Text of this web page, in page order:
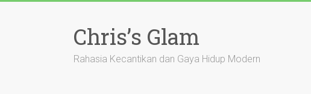
Chris’s Glam
Rahasia Kecantikan dan Gaya Hidup Modern